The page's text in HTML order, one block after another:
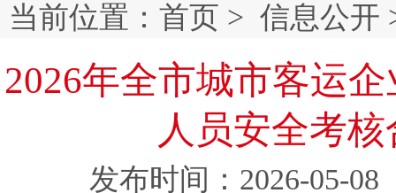
当前位置： 首页 > 信息公开
2026年全市城市客运
人员安全考
发布时间：2026-05-08